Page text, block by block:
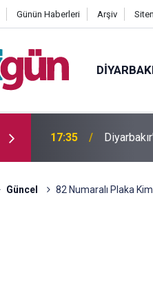
Günün Haberleri Arşiv
16:54
Güncel 82 Numaralı Plaka